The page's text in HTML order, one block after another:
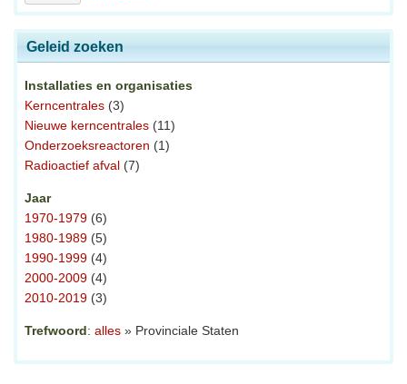
Geleid zoeken
Installaties en organisaties
Kerncentrales (3)
Nieuwe kerncentrales (11)
Onderzoeksreactoren (1)
Radioactief afval (7)
Jaar
1970-1979 (6)
1980-1989 (5)
1990-1999 (4)
2000-2009 (4)
2010-2019 (3)
Trefwoord: alles » Provinciale Staten